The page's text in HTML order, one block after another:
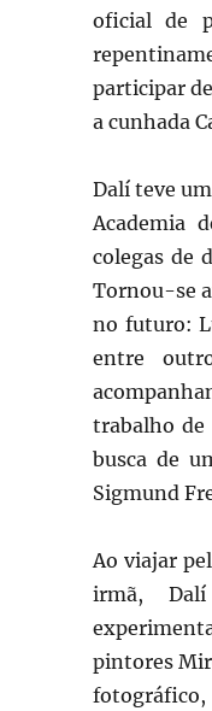
oficial de
participar
a cunhada
Dalí teve
Academia
colegas de
Tornou-se
no futuro:
entre
trabalho de
busca de
Sigmund
Ao viajar
irmã,
pintores
fotográfico,